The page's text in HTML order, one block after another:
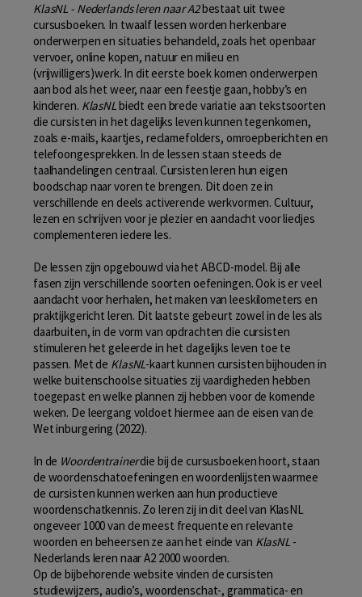
KlasNL - Nederlands leren naar A2bestaat uit twee
cursusboeken. In twaalf lessen worden herkenbare
onderwerpen en situaties behandeld, zoals het openbaar
vervoer, online kopen, natuur en milieu en
(vrijwilligers)werk. In dit eerste boek komen onderwerpen
aan bod als het weer, naar een feestje gaan, hobby’s en
kinderen. KlasNLbiedt een brede variatie aan tekstsoorten
die cursisten in het dagelijks leven kunnen tegenkomen,
zoals e-mails, kaartjes, reclamefolders, omroepberichten en
telefoongesprekken. In de lessen staan steeds de
taalhandelingen centraal. Cursisten leren hun eigen
boodschap naar voren te brengen. Dit doen ze in
verschillende en deels activerende werkvormen. Cultuur,
lezen en schrijven voor je plezier en aandacht voor liedjes
complementeren iedere les.
De lessen zijn opgebouwd via het ABCD-model. Bij alle
fasen zijn verschillende soorten oefeningen. Ook is er veel
aandacht voor herhalen, het maken van leeskilometers en
praktijkgericht leren. Dit laatste gebeurt zowel in de les als
daarbuiten, in de vorm van opdrachten die cursisten
stimuleren het geleerde in het dagelijks leven toe te
passen. Met de KlasNL-kaart kunnen cursisten bijhouden in
welke buitenschoolse situaties zij vaardigheden hebben
toegepast en welke plannen zij hebben voor de komende
weken. De leergang voldoet hiermee aan de eisen van de
Wet inburgering (2022).
In de Woordentrainerdie bij de cursusboeken hoort, staan
de woordenschatoefeningen en woordenlijsten waarmee
de cursisten kunnen werken aan hun productieve
woordenschatkennis. Zo leren zij in dit deel van KlasNL
ongeveer 1000 van de meest frequente en relevante
woorden en beheersen ze aan het einde van KlasNL-
Nederlands leren naar A2 2000 woorden.
Op de bijbehorende website vinden de cursisten
studiewijzers, audio’s, woordenschat-, grammatica- en